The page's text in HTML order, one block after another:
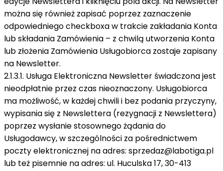
można się również zapisać poprzez zaznaczenie
odpowiedniego checkboxa w trakcie zakładania Konta
lub składania Zamówienia – z chwilą utworzenia Konta
lub złożenia Zamówienia Usługobiorca zostaje zapisany
na Newsletter.
2.1.3.1. Usługa Elektroniczna Newsletter świadczona jest
nieodpłatnie przez czas nieoznaczony. Usługobiorca
ma możliwość, w każdej chwili i bez podania przyczyny,
wypisania się z Newslettera (rezygnacji z Newslettera)
poprzez wysłanie stosownego żądania do
Usługodawcy, w szczególności za pośrednictwem
poczty elektronicznej na adres: sprzedaz@labotiga.pl
lub też pisemnie na adres: ul. Huculska 17, 30-413